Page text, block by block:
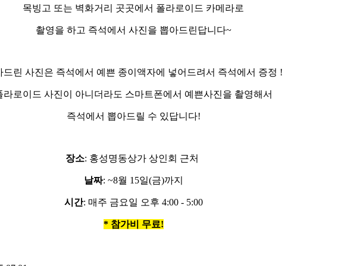
목빙고 또는 벽화거리 곳곳에서 폴라로이드 카메라로
촬영을 하고 즉석에서 사진을 뽑아드린답니다~
드린 사진은 즉석에서 예쁜 종이액자에 넣어드려서 즉석에서 증정 !
라로이드 사진이 아니더라도 스마트폰에서 예쁜사진을 촬영해서
즉석에서 뽑아드릴 수 있답니다!
장소: 홍성명동상가 상인회 근처
날짜: ~8월 15일(금)까지
시간: 매주 금요일 오후 4:00 - 5:00
* 참가비 무료!